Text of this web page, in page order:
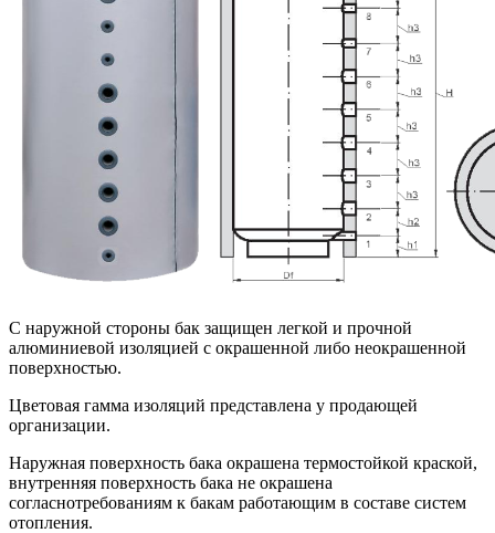
С наружной стороны бак защищен легкой и прочной
алюминиевой изоляцией с окрашенной либо неокрашенной
поверхностью.
Цветовая гамма изоляций представлена у продающей
организации.
Наружная поверхность бака окрашена термостойкой краской,
внутренняя поверхность бака не окрашена
согласнотребованиям к бакам работающим в составе систем
отопления.